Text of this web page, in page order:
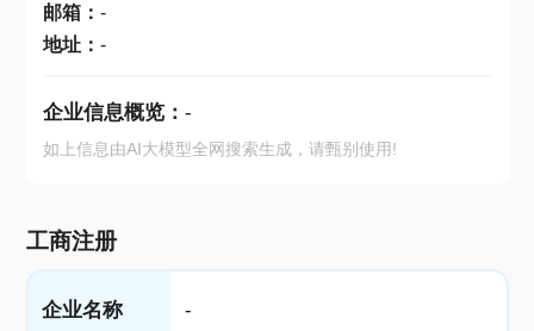
邮箱： -
地址： -
企业信息概览： -
如上信息由AI大模型全网搜索生成，请甄别使用!
工商注册
企业名称 -